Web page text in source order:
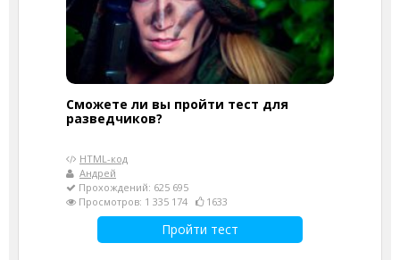
Сможете ли вы пройти тест для
разведчиков?
HTML-код
Андрей
Прохождений: 625 695
Просмотров: 1 335 174
1633
Пройти тест